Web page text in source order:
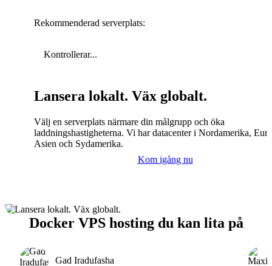
Rekommenderad serverplats:
Kontrollerar...
Lansera lokalt. Väx globalt.
Välj en serverplats närmare din målgrupp och öka
laddningshastigheterna. Vi har datacenter i Nordamerika,
Asien och Sydamerika.
Kom igång nu
Docker VPS hosting du kan lita på
Gad Iradufasha